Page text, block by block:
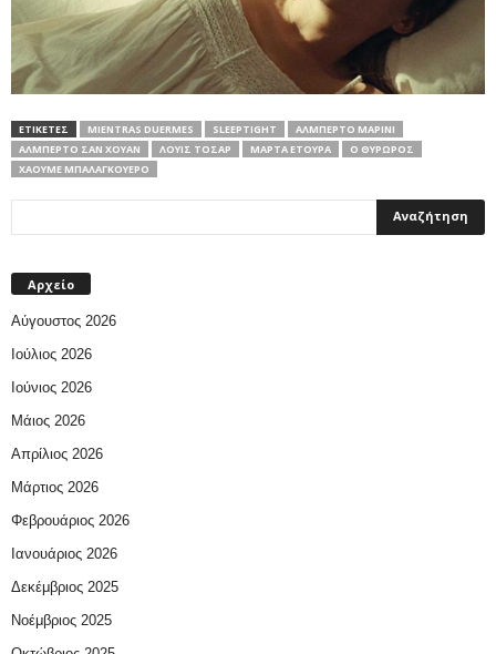
ΕΤΙΚΕΤΕΣ MIENTRAS DUERMES SLEEPTIGHT
ΑΛΜΠΈΡΤΟ ΜΑΡΊΝΙ
ΑΛΜΠΈΡΤΟ ΣΑΝ ΧΟΥΆΝ
ΛΟΥΊΣ ΤΟΣΆΡ ΜΆΡΤΑ ΕΤΟΎΡΑ
Ο ΘΥΡΩΡΌΣ
ΧΆΟΥΜΕ ΜΠΑΛΑΓΚΟΥΈΡΟ
Αρχείο
Αύγουστος 2026
Ιούλιος 2026
Ιούνιος 2026
Μάιος 2026
Απρίλιος 2026
Μάρτιος 2026
Φεβρουάριος 2026
Ιανουάριος 2026
Δεκέμβριος 2025
Νοέμβριος 2025